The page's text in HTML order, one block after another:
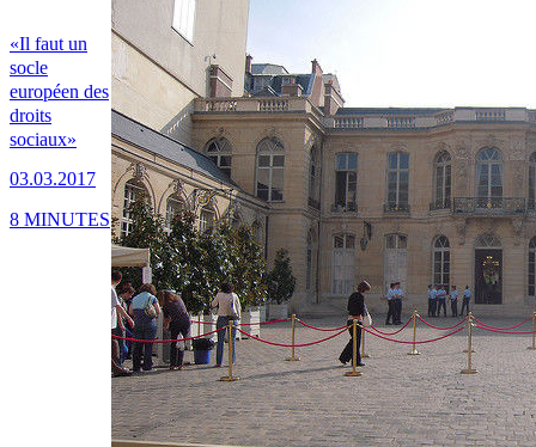
«Il faut un
socle
européen des
droits
sociaux»
03.03.2017
8 MINUTES